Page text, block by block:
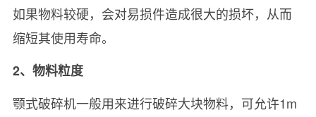
如果物料较硬，会对易损件造成很大的损坏，从而
缩短其使用寿命。
2、物料粒度
颚式破碎机一般用来进行破碎大块物料，可允许1m